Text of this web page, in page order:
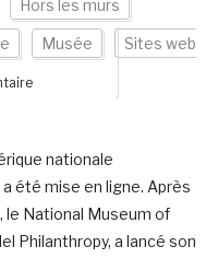
Hors les murs
Musée Sites web
nationale
été mise en ligne. Après
le National Museum of
Philanthropy, a lancé son